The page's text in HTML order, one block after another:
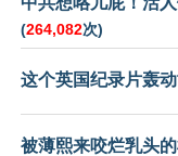
(264,082次)
这个英国纪录片轰
被薄熙来咬烂乳头